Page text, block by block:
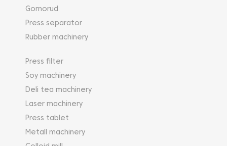
Gornorud
Press separator
Rubber machinery
Press filter
Soy machinery
Deli tea machinery
Laser machinery
Press tablet
Metall machinery